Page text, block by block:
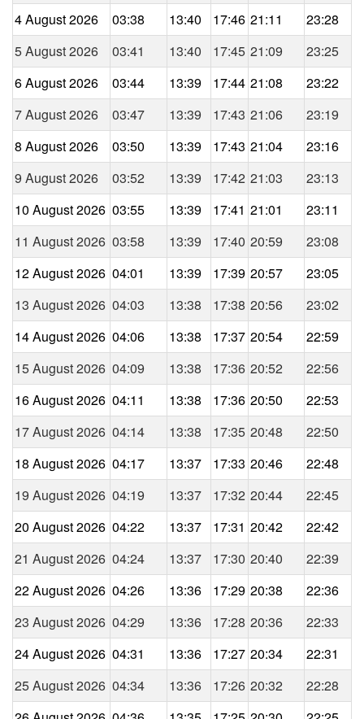
4 August 2026
03:38 13:40 17:46 21:11
23:28
5 August 2026
03:41 13:40 17:45 21:09
23:25
6 August 2026
03:44 13:39 17:44 21:08
23:22
7 August 2026
03:47 13:39 17:43 21:06
23:19
8 August 2026
03:50 13:39 17:43 21:04
23:16
9 August 2026
03:52 13:39 17:42 21:03
23:13
10 August 2026 03:55 13:39 17:41 21:01
23:11
11 August 2026 03:58 13:39 17:40 20:59
23:08
12 August 2026 04:01 13:39 17:39 20:57
23:05
13 August 2026 04:03 13:38 17:38 20:56
23:02
14 August 2026 04:06 13:38 17:37 20:54
22:59
15 August 2026 04:09 13:38 17:36 20:52
22:56
16 August 2026 04:11 13:38 17:36 20:50
22:53
17 August 2026 04:14 13:38 17:35 20:48
22:50
18 August 2026 04:17 13:37 17:33 20:46
22:48
19 August 2026 04:19 13:37 17:32 20:44
22:45
20 August 2026 04:22 13:37 17:31 20:42
22:42
21 August 2026 04:24 13:37 17:30 20:40
22:39
22 August 2026 04:26 13:36 17:29 20:38
22:36
23 August 2026 04:29 13:36 17:28 20:36
22:33
24 August 2026 04:31 13:36 17:27 20:34
22:31
25 August 2026 04:34 13:36 17:26 20:32
22:28